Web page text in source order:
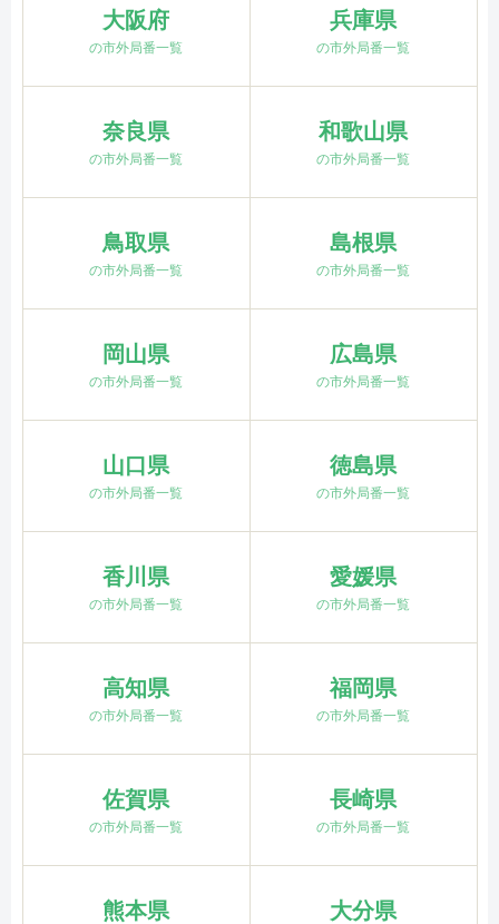
大阪府
の市外局番一覧
兵庫県
の市外局番一覧
奈良県
の市外局番一覧
和歌山県
の市外局番一覧
鳥取県
の市外局番一覧
島根県
の市外局番一覧
岡山県
の市外局番一覧
広島県
の市外局番一覧
山口県
の市外局番一覧
徳島県
の市外局番一覧
香川県
の市外局番一覧
愛媛県
の市外局番一覧
高知県
の市外局番一覧
福岡県
の市外局番一覧
佐賀県
の市外局番一覧
長崎県
の市外局番一覧
熊本県 大分県